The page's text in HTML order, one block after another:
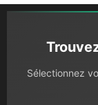
Sélectionnez